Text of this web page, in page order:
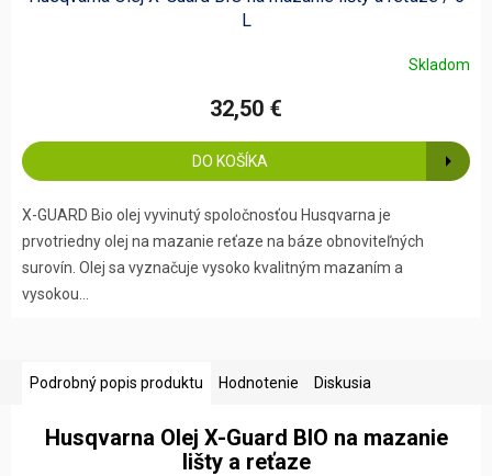
L
Skladom
32,50 €
DO KOŠÍKA
X-GUARD Bio olej vyvinutý spoločnosťou Husqvarna je
prvotriedny olej na mazanie reťaze na báze obnoviteľných
surovín. Olej sa vyznačuje vysoko kvalitným mazaním a
vysokou...
Podrobný popis produktu Hodnotenie Diskusia
Husqvarna Olej X-Guard BIO na mazanie
lišty a reťaze